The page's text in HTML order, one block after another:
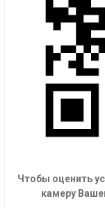
Чтобы оценить
камеру